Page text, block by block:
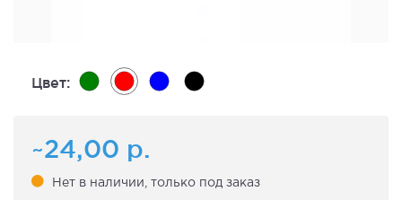
Цвет:
~24,00 р.
Нет в наличии, только под заказ